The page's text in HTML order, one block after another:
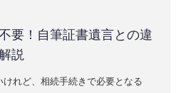
要！自筆証書遺言との違
説
れど、相続手続きで必要となる